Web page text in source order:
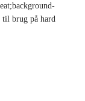
brug på hard